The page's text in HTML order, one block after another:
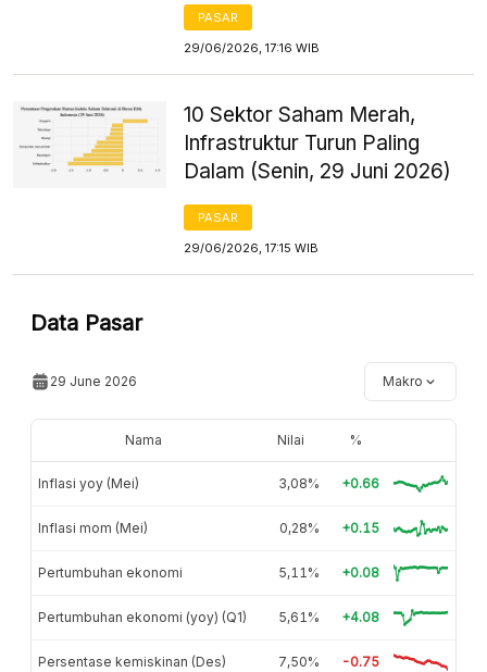
PASAR
29/06/2026, 17:16 WIB
10 Sektor Saham Merah,
Infrastruktur Turun Paling
Dalam (Senin, 29 Juni 2026)
PASAR
29/06/2026, 17:15 WIB
Data Pasar
29 June 2026 Makro
Nama Nilai %
Inflasi yoy (Mei) 3,08% +0.66
Inflasi mom (Mei) 0,28% +0.15
Pertumbuhan ekonomi 5,11% +0.08
Pertumbuhan ekonomi (yoy) (Q1) 5,61% +4.08
Persentase kemiskinan (Des) 7,50% -0.75